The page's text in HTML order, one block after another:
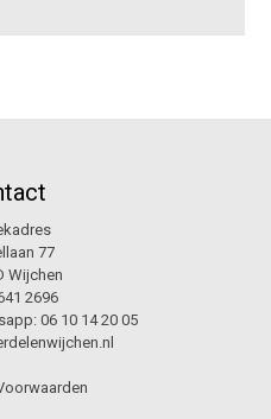
77
Wijchen
2696
06 10 14 20 05